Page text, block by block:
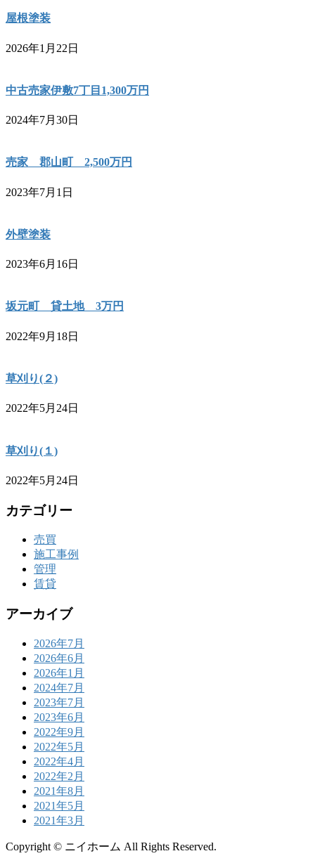
屋根塗装
2026年1月22日
中古売家伊敷7丁目1,300万円
2024年7月30日
売家 郡山町 2,500万円
2023年7月1日
外壁塗装
2023年6月16日
坂元町 貸土地 3万円
2022年9月18日
草刈り(２)
2022年5月24日
草刈り(１)
2022年5月24日
カテゴリー
売買
施工事例
管理
賃貸
アーカイブ
2026年7月
2026年6月
2026年1月
2024年7月
2023年7月
2023年6月
2022年9月
2022年5月
2022年4月
2022年2月
2021年8月
2021年5月
2021年3月
Copyright © ニイホーム All Rights Reserved.